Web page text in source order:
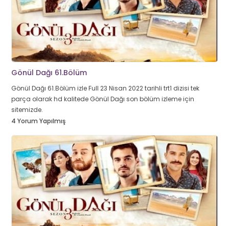
Gönül Dağı 61.Bölüm
Gönül Dağı 61.Bölüm izle Full 23 Nisan 2022 tarihli trt1 dizisi tek
parça olarak hd kalitede Gönül Dağı son bölüm izleme için
sitemizde.
4 Yorum Yapılmış